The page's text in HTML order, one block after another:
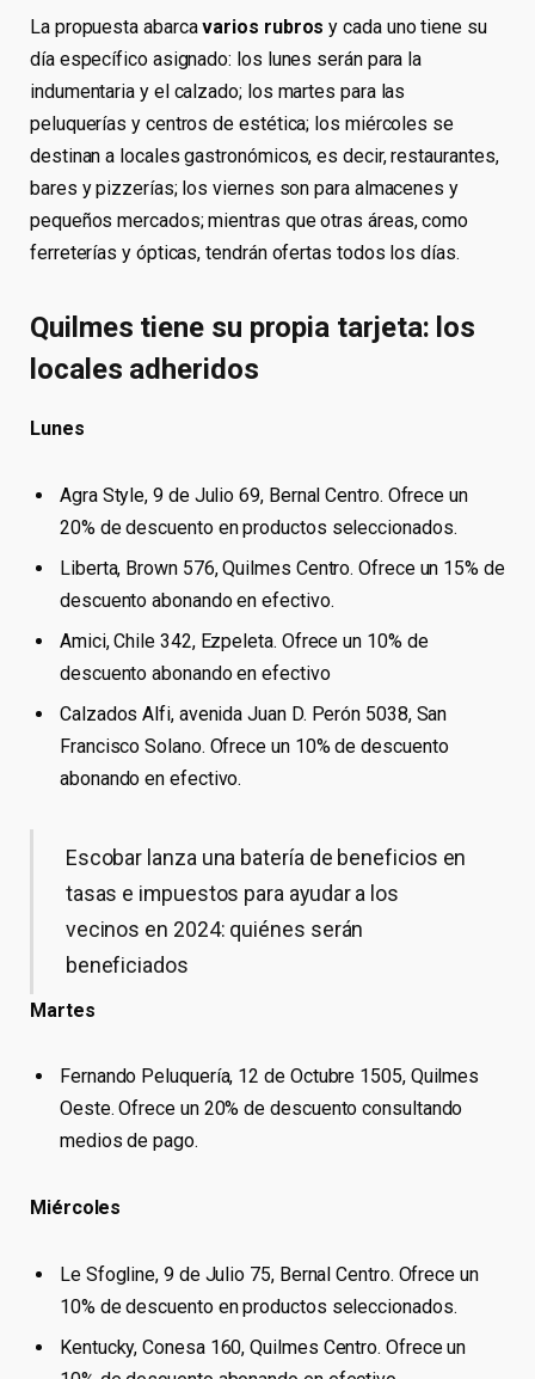
La propuesta abarcavarios rubrosy cada uno tiene su
día específico asignado: los lunes serán para la
indumentaria y el calzado; los martes para las
peluquerías y centros de estética; los miércoles se
destinan a locales gastronómicos, es decir, restaurantes,
bares y pizzerías; los viernes son para almacenes y
pequeños mercados; mientras que otras áreas, como
ferreterías y ópticas, tendrán ofertas todos los días.
Quilmes tiene su propia tarjeta: los
locales adheridos
Lunes
Agra Style, 9 de Julio 69, Bernal Centro. Ofrece un
20% de descuento en productos seleccionados.
Liberta, Brown 576, Quilmes Centro. Ofrece un 15% de
descuento abonando en efectivo.
Amici, Chile 342, Ezpeleta. Ofrece un 10% de
descuento abonando en efectivo
Calzados Alfi, avenida Juan D. Perón 5038, San
Francisco Solano. Ofrece un 10% de descuento
abonando en efectivo.
Escobar lanza una batería de beneficios en
tasas e impuestos para ayudar a los
vecinos en 2024: quiénes serán
beneficiados
Martes
Fernando Peluquería, 12 de Octubre 1505, Quilmes
Oeste. Ofrece un 20% de descuento consultando
medios de pago.
Miércoles
Le Sfogline, 9 de Julio 75, Bernal Centro. Ofrece un
10% de descuento en productos seleccionados.
Kentucky, Conesa 160, Quilmes Centro. Ofrece un